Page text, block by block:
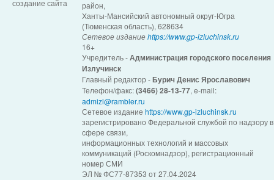
создание сайта
район,
Ханты-Мансийский автономный округ-Югра
(Тюменская область), 628634
Сетевое изданиеhttps://www.gp-izluchinsk.ru
16+
Учредитель -Администрация городского поселения
Излучинск
Главный редактор -Бурич Денис Ярославович
Телефон/факс:(3466) 28-13-77, e-mail:
admizl@rambler.ru
Сетевое изданиеhttps://www.gp-izluchinsk.ru
зарегистрировано Федеральной службой по надзору в
сфере связи,
информационных технологий и массовых
коммуникаций (Роскомнадзор), регистрационный
номер СМИ
ЭЛ № ФС77-87353 от 27.04.2024